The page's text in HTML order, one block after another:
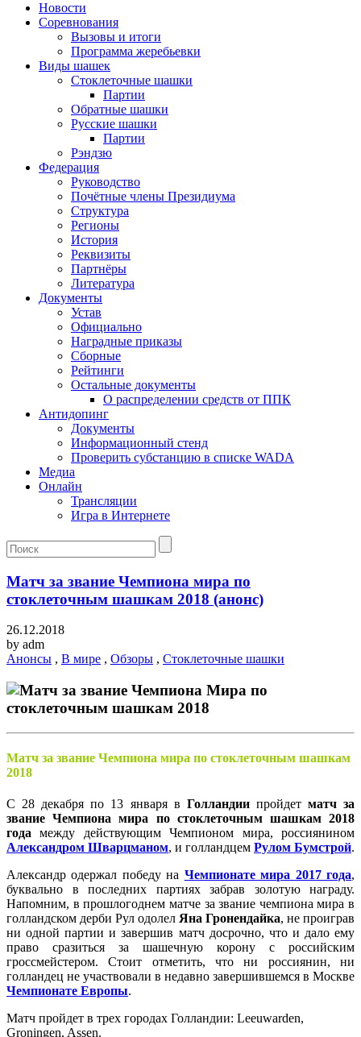
Новости
Соревнования
Вызовы и итоги
Программа жеребьевки
Виды шашек
Стоклеточные шашки
Партии
Обратные шашки
Русские шашки
Партии
Рэндзю
Федерация
Руководство
Почётные члены Президиума
Структура
Регионы
История
Реквизиты
Партнёры
Литература
Документы
Устав
Официально
Наградные приказы
Сборные
Рейтинги
Остальные документы
О распределении средств от ППК
Антидопинг
Документы
Информационный стенд
Проверить субстанцию в списке WADA
Медиа
Онлайн
Трансляции
Игра в Интернете
Матч за звание Чемпиона мира по
стоклеточным шашкам 2018 (анонс)
26.12.2018
by adm
Анонсы , В мире , Обзоры , Стоклеточные шашки
Матч за звание Чемпиона мира по стоклеточным шашкам
2018
С 28 декабря по 13 января в Голландиипройдет матч за
звание Чемпиона мира по стоклеточным шашкам 2018
года между действующим Чемпионом мира, россиянином
Александром Шварцманом, и голландцем Рулом Бумстрой.
Александр одержал победу на Чемпионате мира 2017 года,
буквально в последних партиях забрав золотую награду.
Напомним, в прошлогоднем матче за звание чемпиона мира в
голландском дерби Рул одолел Яна Гронендайка, не проиграв
ни одной партии и завершив матч досрочно, что и дало ему
право сразиться за шашечную корону с российским
гроссмейстером. Стоит отметить, что ни россиянин, ни
голландец не участвовали в недавно завершившемся в Москве
Чемпионате Европы.
Матч пройдет в трех городах Голландии: Leeuwarden,
Groningen, Assen.